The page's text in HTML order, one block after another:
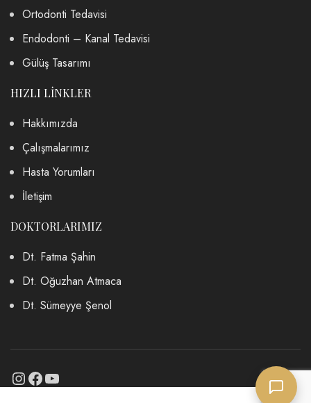
Ortodonti Tedavisi
Endodonti – Kanal Tedavisi
Gülüş Tasarımı
HIZLI LİNKLER
Hakkımızda
Çalışmalarımız
Hasta Yorumları
İletişim
DOKTORLARIMIZ
Dt. Fatma Şahin
Dt. Oğuzhan Atmaca
Dt. Sümeyye Şenol
Instagram
Facebook
YouTube